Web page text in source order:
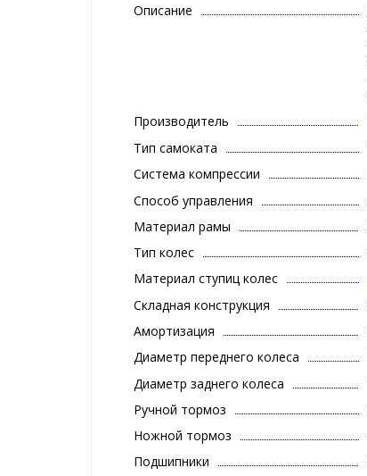
Описание
Производитель
Тип самоката
Система компрессии
Способ управления
Материал рамы
Тип колес
Материал ступиц колес
Складная конструкция
Амортизация
Диаметр переднего колеса
Диаметр заднего колеса
Ручной тормоз
Ножной тормоз
Подшипники